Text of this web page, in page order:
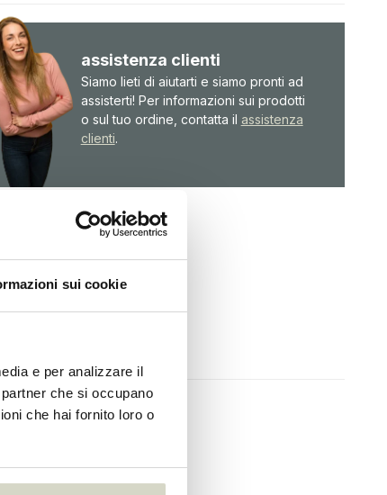
sui cookie
e per analizzare il
che si occupano
che hai fornito loro o
assistenza clienti
Siamo lieti di aiutarti e siamo pronti ad
assisterti! Per informazioni sui prodotti
o sul tuo ordine, contatta il assistenza
clienti.